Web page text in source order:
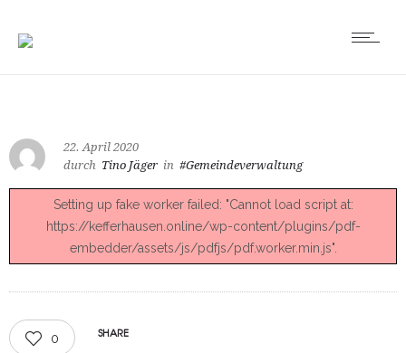
22. April 2020
durch Tino Jäger in #Gemeindeverwaltung
Setting up fake worker failed: "Cannot load script at:
https://kefferhausen.online/wp-content/plugins/pdf-
embedder/assets/js/pdfjs/pdf.worker.min.js".
0 SHARE